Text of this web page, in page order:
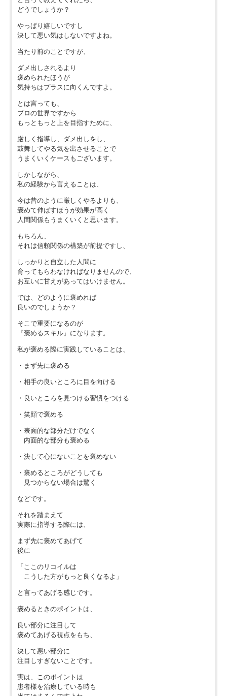
どうでしょうか？
やっぱり嬉しいですし
決して悪い気はしないですよね。
当たり前のことですが、
ダメ出しされるより
褒められたほうが
気持ちはプラスに向くんですよ。
とは言っても、
プロの世界ですから
もっともっと上を目指すために、
厳しく指導し、ダメ出しをし、
鼓舞してやる気を出させることで
うまくいくケースもございます。
しかしながら、
私の経験から言えることは、
今は昔のように厳しくやるよりも、
褒めて伸ばすほうが効果が高く
人間関係もうまくいくと思います。
もちろん、
それは信頼関係の構築が前提ですし、
しっかりと自立した人間に
育ってもらわなければなりませんので、
お互いに甘えがあってはいけません。
では、どのように褒めれば
良いのでしょうか？
そこで重要になるのが
『褒めるスキル』になります。
私が褒める際に実践していることは、
・まず先に褒める
・相手の良いところに目を向ける
・良いところを見つける習慣をつける
・笑顔で褒める
・表面的な部分だけでなく
内面的な部分も褒める
・決して心にないことを褒めない
・褒めるところがどうしても
見つからない場合は驚く
などです。
それを踏まえて
実際に指導する際には、
まず先に褒めてあげて
後に
「ここのリコイルは
こうした方がもっと良くなるよ」
と言ってあげる感じです。
褒めるときのポイントは、
良い部分に注目して
褒めてあげる視点をもち、
決して悪い部分に
注目しすぎないことです。
実は、このポイントは
患者様を治療している時も